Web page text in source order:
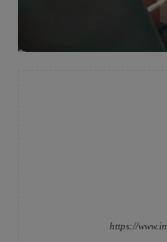
https://